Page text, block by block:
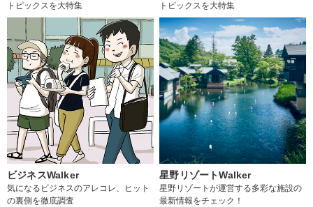
トピックスを大特集
トピックスを大特集
ビジネスWalker
気になるビジネスのアレコレ、ヒット
の裏側を徹底調査
星野リゾートWalker
星野リゾートが運営する多彩な施設の
最新情報をチェック！